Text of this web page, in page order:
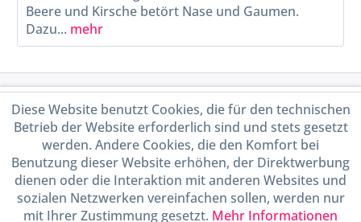
Beere und Kirsche betört Nase und Gaumen.
Dazu... mehr
Service Hotline
Shop Service
Informationen
Diese Website benutzt Cookies, die für den technischen
Betrieb der Website erforderlich sind und stets gesetzt
werden. Andere Cookies, die den Komfort bei
Benutzung dieser Website erhöhen, der Direktwerbung
dienen oder die Interaktion mit anderen Websites und
sozialen Netzwerken vereinfachen sollen, werden nur
mit Ihrer Zustimmung gesetzt. Mehr Informationen